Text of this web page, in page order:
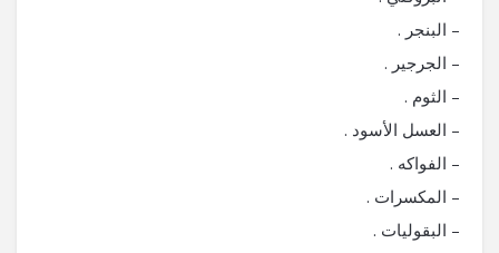
– البنجر .
– الجرجير .
– الثوم .
– العسل الأسود .
– الفواكه .
– المكسرات .
– البقوليات .